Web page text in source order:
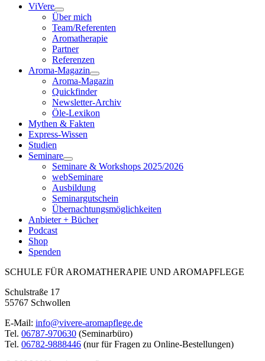
ViVere
Über mich
Team/Referenten
Aromatherapie
Partner
Referenzen
Aroma-Magazin
Aroma-Magazin
Quickfinder
Newsletter-Archiv
Öle-Lexikon
Mythen & Fakten
Express-Wissen
Studien
Seminare
Seminare & Workshops 2025/2026
webSeminare
Ausbildung
Seminargutschein
Übernachtungsmöglichkeiten
Anbieter + Bücher
Podcast
Shop
Spenden
SCHULE FÜR AROMATHERAPIE UND AROMAPFLEGE
Schulstraße 17
55767 Schwollen
E-Mail: info@vivere-aromapflege.de
Tel. 06787-970630 (Seminarbüro)
Tel. 06782-9888446 (nur für Fragen zu Online-Bestellungen)